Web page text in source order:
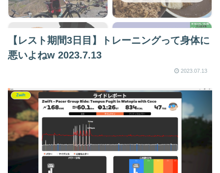
トレーニング ～日記みたいなもの
富士ヒルクライム ～みんな大好き
富士ヒルはカテゴリー分けてみた
【レスト期間3日目】トレーニングって身体に
悪いよねw 2023.7.13
2023.07.13
Zwift